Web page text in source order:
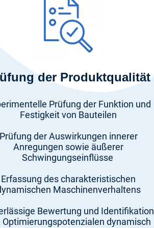
der Produktqualität
Prüfung der Funktion und
Festigkeit von Bauteilen
Prüfung der Auswirkungen innerer
Anregungen sowie äußerer
Schwingungseinflüsse
Erfassung des charakteristischen
Maschinenverhaltens
Bewertung und Identifikation
Optimierungspotenzialen dynamisch